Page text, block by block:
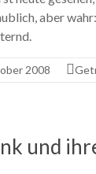
aber
2008
und